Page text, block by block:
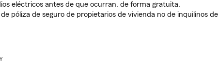
eléctricos antes de que ocurran, de forma gratuita.
póliza de seguro de propietarios de vivienda no de inquilinos